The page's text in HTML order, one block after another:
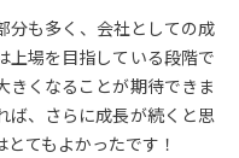
分も多く、会社としての成
上場を目指している段階で
きくなることが期待できま
ば、さらに成長が続くと思
てもよかったです！